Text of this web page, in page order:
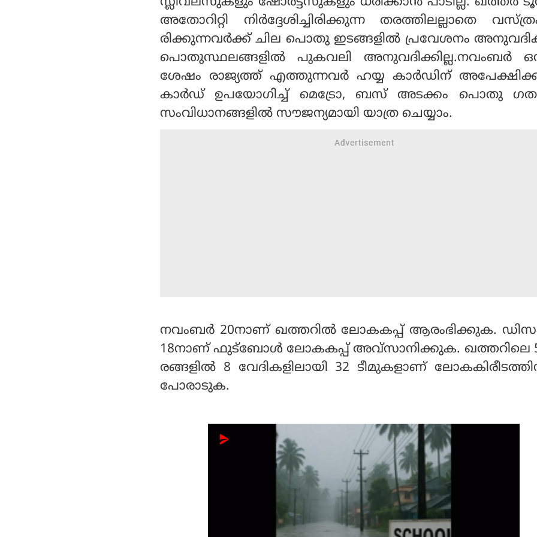
അതോറിറ്റി നിർദ്ദേശിച്ചിരിക്കുന്ന തരത്തിലല്ലാതെ
രിക്കുന്നവർക്ക് ചില പൊതു ഇടങ്ങളിൽ പ്രവേശനം
പൊതുസ്ഥലങ്ങളിൽ പുകവലി അനുവദിക്കില്ല.നവംബർ
ശേഷം രാജ്യത്ത് എത്തുന്നവർ ഹയ്യ കാർഡിന്
കാർഡ് ഉപയോഗിച്ച് മെട്രോ, ബസ് അടക്കം പൊതു
സംവിധാനങ്ങളിൽ സൗജന്യമായി യാത്ര ചെയ്യാം.
നവംബർ 20നാണ് ഖത്തറിൽ ലോകകപ്പ് ആരംഭിക്കുക.
18നാണ് ഫുട്ബോൾ ലോകകപ്പ് അവ്സാനിക്കുക. ഖത്തറിലെ
രങ്ങളിൽ 8 വേദികളിലായി 32 ടീമുകളാണ്
പോരാടുക.